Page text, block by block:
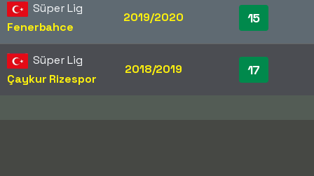
Süper Lig
Fenerbahce
2019/2020 15
Süper Lig
Çaykur Rizespor
2018/2019 17